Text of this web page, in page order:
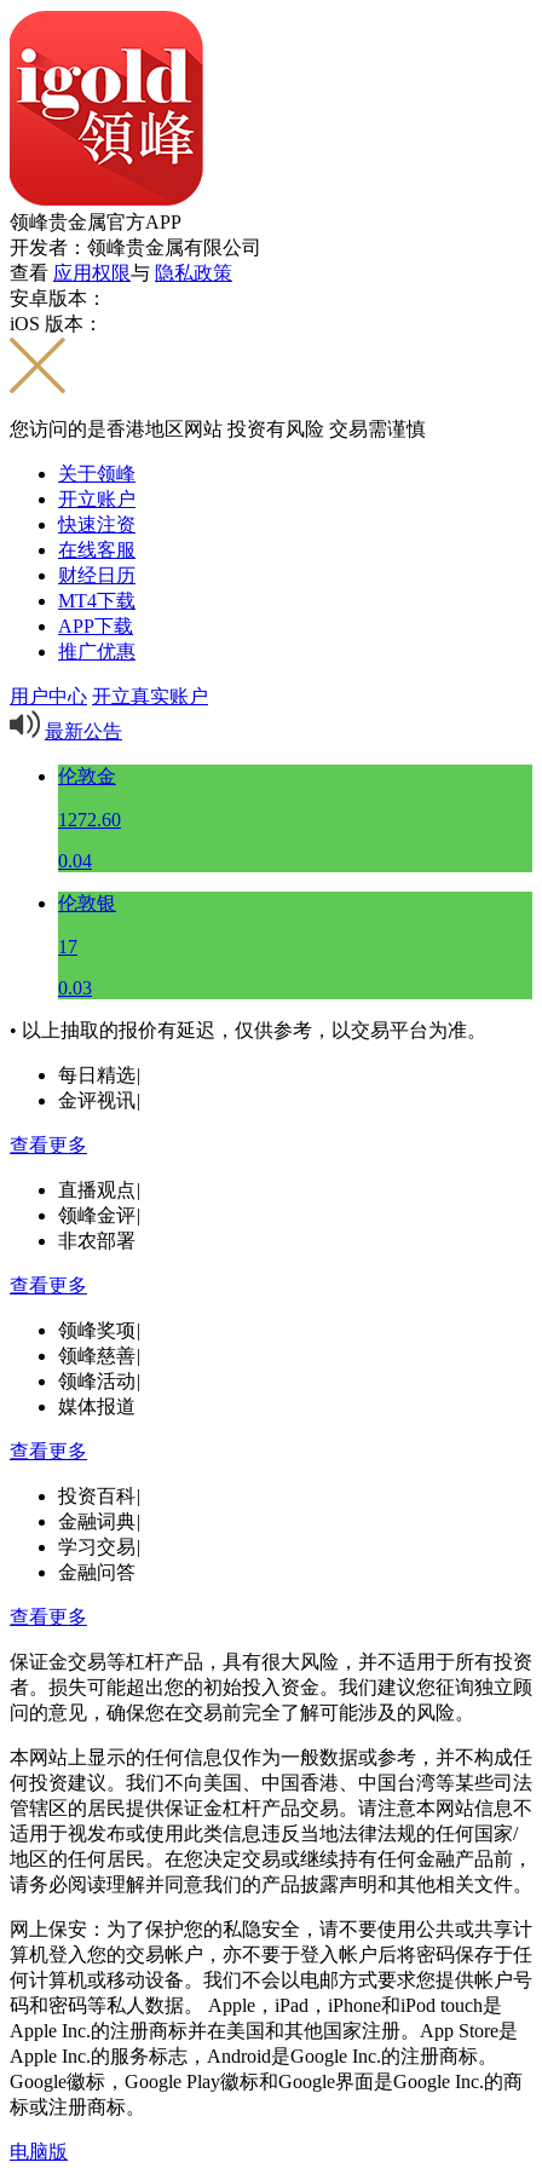
领峰贵金属官方APP
开发者：领峰贵金属有限公司
查看 应用权限与 隐私政策
安卓版本：
iOS 版本：
您访问的是香港地区网站 投资有风险 交易需谨慎
关于领峰
开立账户
快速注资
在线客服
财经日历
MT4下载
APP下载
推广优惠
用户中心 开立真实账户
最新公告
伦敦金
1272.60
0.04
伦敦银
17
0.03
• 以上抽取的报价有延迟，仅供参考，以交易平台为准。
每日精选|
金评视讯|
查看更多
直播观点|
领峰金评|
非农部署
查看更多
领峰奖项|
领峰慈善|
领峰活动|
媒体报道
查看更多
投资百科|
金融词典|
学习交易|
金融问答
查看更多
保证金交易等杠杆产品，具有很大风险，并不适用于所有投资
者。损失可能超出您的初始投入资金。我们建议您征询独立顾
问的意见，确保您在交易前完全了解可能涉及的风险。
本网站上显示的任何信息仅作为一般数据或参考，并不构成任
何投资建议。我们不向美国、中国香港、中国台湾等某些司法
管辖区的居民提供保证金杠杆产品交易。请注意本网站信息不
适用于视发布或使用此类信息违反当地法律法规的任何国家/
地区的任何居民。在您决定交易或继续持有任何金融产品前，
请务必阅读理解并同意我们的产品披露声明和其他相关文件。
网上保安：为了保护您的私隐安全，请不要使用公共或共享计
算机登入您的交易帐户，亦不要于登入帐户后将密码保存于任
何计算机或移动设备。我们不会以电邮方式要求您提供帐户号
码和密码等私人数据。 Apple，iPad，iPhone和iPod touch是
Apple Inc.的注册商标并在美国和其他国家注册。App Store是
Apple Inc.的服务标志，Android是Google Inc.的注册商标。
Google徽标，Google Play徽标和Google界面是Google Inc.的商
标或注册商标。
电脑版